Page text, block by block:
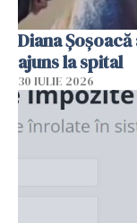
Diana
ajuns la spital
30 IULIE 2026